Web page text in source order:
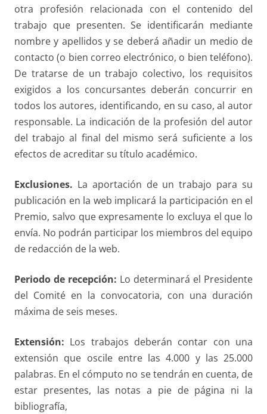
otra profesión relacionada con el contenido del
trabajo que presenten. Se identificarán mediante
nombre y apellidos y se deberá añadir un medio de
contacto (o bien correo electrónico, o bien teléfono).
De tratarse de un trabajo colectivo, los requisitos
exigidos a los concursantes deberán concurrir en
todos los autores, identificando, en su caso, al autor
responsable. La indicación de la profesión del autor
del trabajo al final del mismo será suficiente a los
efectos de acreditar su título académico.
Exclusiones. La aportación de un trabajo para su
publicación en la web implicará la participación en el
Premio, salvo que expresamente lo excluya el que lo
envía. No podrán participar los miembros del equipo
de redacción de la web.
Periodo de recepción: Lo determinará el Presidente
del Comité en la convocatoria, con una duración
máxima de seis meses.
Extensión: Los trabajos deberán contar con una
extensión que oscile entre las 4.000 y las 25.000
palabras. En el cómputo no se tendrán en cuenta, de
estar presentes, las notas a pie de página ni la
bibliografía,